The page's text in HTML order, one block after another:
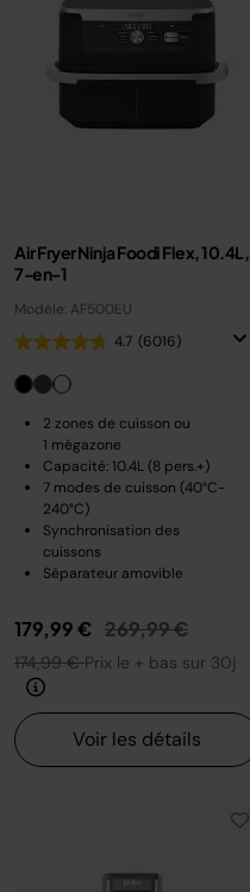
Air Fryer Ninja Foodi Flex, 10.4L,
7-en-1
Modèle: AF500EU
4.7 (6016)
2 zones de cuisson ou
1 mégazone
Capacité: 10.4L (8 pers.+)
7 modes de cuisson (40°C-
240°C)
Synchronisation des
cuissons
Séparateur amovible
179,99 € Prix réduit de
269,99 €au
174,99 €Prix le + bas sur 30j
Voir les détails